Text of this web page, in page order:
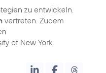
zu entwickeln.
vertreten. Zudem
of New York.